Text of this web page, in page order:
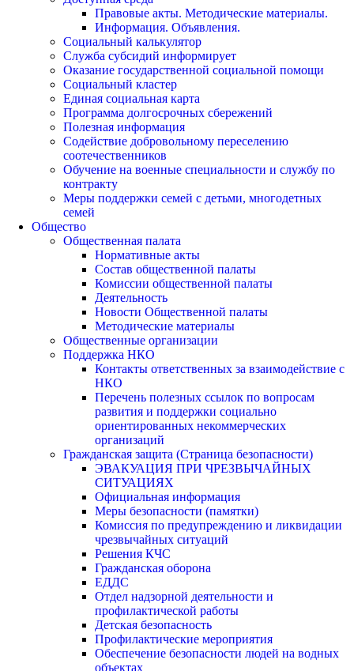
Правовые акты. Методические материалы.
Информация. Объявления.
Социальный калькулятор
Служба субсидий информирует
Оказание государственной социальной помощи
Социальный кластер
Единая социальная карта
Программа долгосрочных сбережений
Полезная информация
Содействие добровольному переселению
соотечественников
Обучение на военные специальности и службу по
контракту
Меры поддержки семей с детьми, многодетных
семей
Общество
Общественная палата
Нормативные акты
Состав общественной палаты
Комиссии общественной палаты
Деятельность
Новости Общественной палаты
Методические материалы
Общественные организации
Поддержка НКО
Контакты ответственных за взаимодействие с
НКО
Перечень полезных ссылок по вопросам
развития и поддержки социально
ориентированных некоммерческих
организаций
Гражданская защита (Страница безопасности)
ЭВАКУАЦИЯ ПРИ ЧРЕЗВЫЧАЙНЫХ
СИТУАЦИЯХ
Официальная информация
Меры безопасности (памятки)
Комиссия по предупреждению и ликвидации
чрезвычайных ситуаций
Решения КЧС
Гражданская оборона
ЕДДС
Отдел надзорной деятельности и
профилактической работы
Детская безопасность
Профилактические мероприятия
Обеспечение безопасности людей на водных
объектах